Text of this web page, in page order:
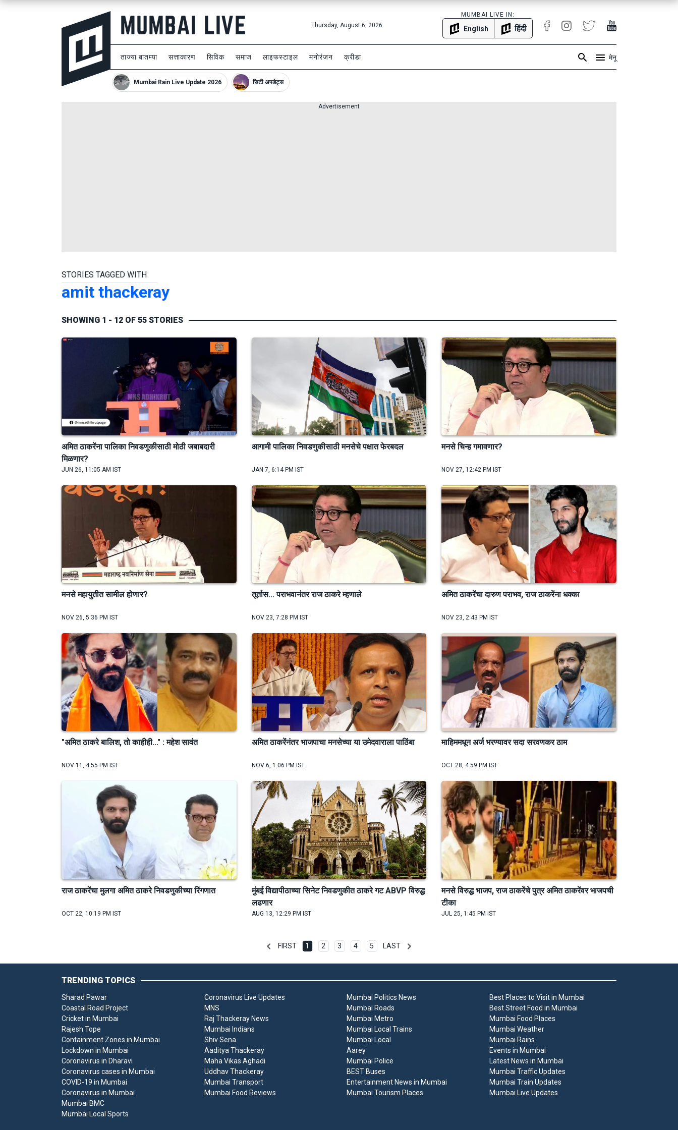
Thursday, August 6, 2026
MUMBAI LIVE IN:
English हिंदी
ताज्या बातम्या सत्ताकारण सिविक समाज लाइफस्टाइल मनोरंजन क्रीडा मेनू
Mumbai Rain Live Update 2026 सिटी अपडेट्स
Advertisement
STORIES TAGGED WITH
amit thackeray
SHOWING 1 - 12 OF 55 STORIES
अमित ठाकरेंना पालिका निवडणुकीसाठी मोठी जबाबदारी
मिळणार?
JUN 26, 11:05 AM IST
आगामी पालिका निवडणुकीसाठी मनसेचे पक्षात फेरबदल
JAN 7, 6:14 PM IST
मनसे चिन्ह गमावणार?
NOV 27, 12:42 PM IST
मनसे महायुतीत सामील होणार?
NOV 26, 5:36 PM IST
तूर्तास... पराभवानंतर राज ठाकरे म्हणाले
NOV 23, 7:28 PM IST
अमित ठाकरेंचा दारुण पराभव, राज ठाकरेंना धक्का
NOV 23, 2:43 PM IST
"अमित ठाकरे बालिश, तो काहीही..." : महेश सावंत
NOV 11, 4:55 PM IST
अमित ठाकरेंनंतर भाजपाचा मनसेच्या या उमेदवाराला पाठिंबा
NOV 6, 1:06 PM IST
माहिममधून अर्ज भरण्यावर सदा सरवणकर ठाम
OCT 28, 4:59 PM IST
राज ठाकरेंचा मुलगा अमित ठाकरे निवडणुकीच्या रिंगणात
OCT 22, 10:19 PM IST
मुंबई विद्यापीठाच्या सिनेट निवडणुकीत ठाकरे गट ABVP विरुद्ध
लढणार
AUG 13, 12:29 PM IST
मनसे विरुद्ध भाजप, राज ठाकरेंचे पुत्र अमित ठाकरेंवर भाजपची
टीका
JUL 25, 1:45 PM IST
FIRST 1 2 3 4 5 LAST
TRENDING TOPICS
Sharad Pawar
Coastal Road Project
Cricket in Mumbai
Rajesh Tope
Containment Zones in Mumbai
Lockdown in Mumbai
Coronavirus in Dharavi
Coronavirus cases in Mumbai
COVID-19 in Mumbai
Coronavirus in Mumbai
Coronavirus Live Updates
MNS
Raj Thackeray News
Mumbai Indians
Shiv Sena
Aaditya Thackeray
Maha Vikas Aghadi
Uddhav Thackeray
Mumbai Transport
Mumbai Food Reviews
Mumbai Politics News
Mumbai Roads
Mumbai Metro
Mumbai Local Trains
Mumbai Local
Aarey
Mumbai Police
BEST Buses
Entertainment News in Mumbai
Mumbai Tourism Places
Best Places to Visit in Mumbai
Best Street Food in Mumbai
Mumbai Food Places
Mumbai Weather
Mumbai Rains
Events in Mumbai
Latest News in Mumbai
Mumbai Traffic Updates
Mumbai Train Updates
Mumbai Live Updates
Mumbai BMC
Mumbai Local Sports